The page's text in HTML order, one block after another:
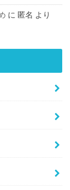
に 匿名 より